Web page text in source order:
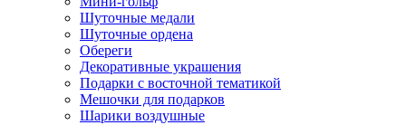
Шуточные медали
Шуточные ордена
Обереги
Декоративные украшения
Подарки с восточной тематикой
Мешочки для подарков
Шарики воздушные